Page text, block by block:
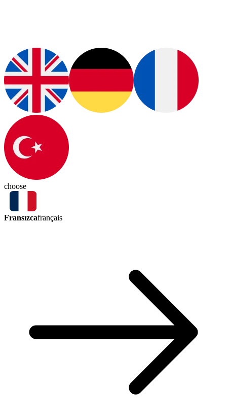
choose
Fransızcafrançais